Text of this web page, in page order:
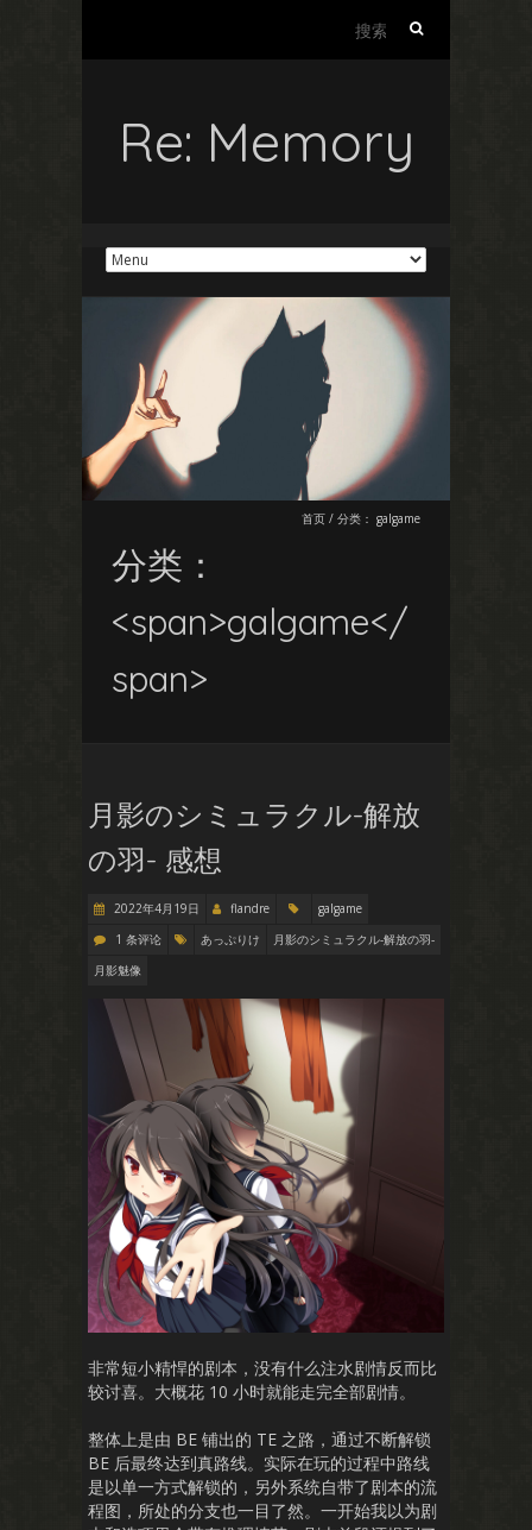
Re: Memory
首页 / 分类： galgame
分类：
<span>galgame</
span>
月影のシミュラクル-解放
の羽- 感想
2022年4月19日 flandre
galgame
1 条评论
あっぷりけ
月影のシミュラクル-解放の羽-
月影魅像
非常短小精悍的剧本，没有什么注水剧情反而比
较讨喜。大概花 10 小时就能走完全部剧情。
整体上是由 BE 铺出的 TE 之路，通过不断解锁
BE 后最终达到真路线。实际在玩的过程中路线
是以单一方式解锁的，另外系统自带了剧本的流
程图，所处的分支也一目了然。一开始我以为剧